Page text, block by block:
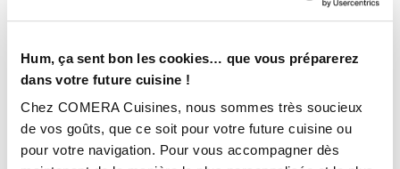
Hum, ça sent bon les cookies… que vous préparerez
dans votre future cuisine !
Chez COMERA Cuisines, nous sommes très soucieux
de vos goûts, que ce soit pour votre future cuisine ou
pour votre navigation. Pour vous accompagner dès